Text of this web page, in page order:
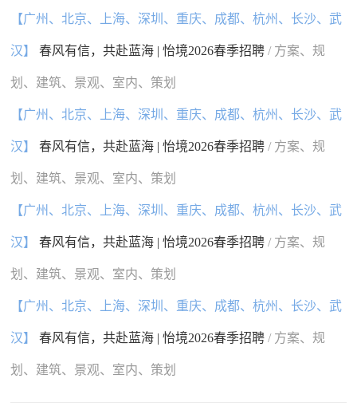
【广州、北京、上海、深圳、重庆、成都、杭州、长沙、武
汉】 春风有信，共赴蓝海 | 怡境2026春季招聘/ 方案、规
划、建筑、景观、室内、策划
【广州、北京、上海、深圳、重庆、成都、杭州、长沙、武
汉】 春风有信，共赴蓝海 | 怡境2026春季招聘/ 方案、规
划、建筑、景观、室内、策划
【广州、北京、上海、深圳、重庆、成都、杭州、长沙、武
汉】 春风有信，共赴蓝海 | 怡境2026春季招聘/ 方案、规
划、建筑、景观、室内、策划
【广州、北京、上海、深圳、重庆、成都、杭州、长沙、武
汉】 春风有信，共赴蓝海 | 怡境2026春季招聘/ 方案、规
划、建筑、景观、室内、策划